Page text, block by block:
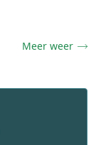
Meer weer